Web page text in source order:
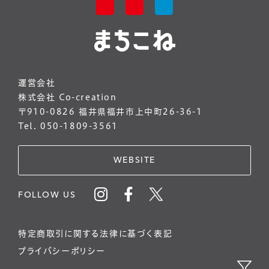
運営会社
株式会社 Co-creation
〒910-0826 福井県福井市上中町26-36-1
Tel. 050-1809-3561
WEBSITE
FOLLOW US
特定商取引に関する法律に基づく表記
プライバシーポリシー